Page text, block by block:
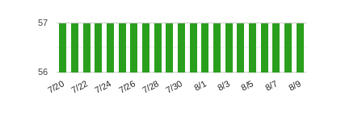
7/20 7/22 7/24 7/26 7/28 7/30 8/1 8/3 8/5 8/7 8/9
56
57